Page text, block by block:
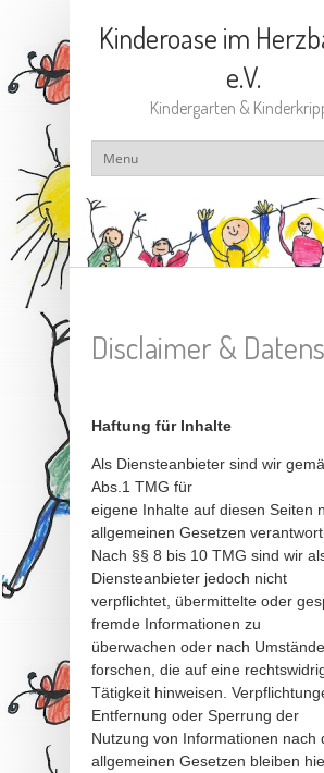
Kinderoase im
e.V.
Kindergarten &
Disclaimer &
Haftung für Inhalte
Als Diensteanbieter sind wir
Abs.1 TMG für
eigene Inhalte auf diesen Seiten
allgemeinen Gesetzen
Nach §§ 8 bis 10 TMG sind wir
Diensteanbieter jedoch nicht
verpflichtet, übermittelte oder
fremde Informationen zu
überwachen oder nach
forschen, die auf eine
Tätigkeit hinweisen.
Entfernung oder Sperrung der
Nutzung von Informationen nach
allgemeinen Gesetzen bleiben